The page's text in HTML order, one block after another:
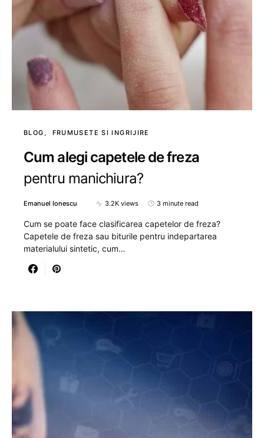
BLOG FRUMUSETE SI INGRIJIRE
Cum alegi capetele de freza
pentru manichiura?
Emanuel Ionescu 3.2K views 3 minute read
Cum se poate face clasificarea capetelor de freza?
Capetele de freza sau biturile pentru indepartarea
materialului sintetic, cum…